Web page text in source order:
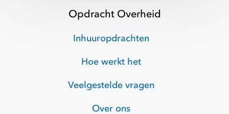
Opdracht Overheid
Inhuuropdrachten
Hoe werkt het
Veelgestelde vragen
Over ons